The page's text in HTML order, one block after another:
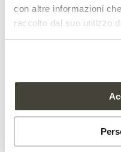
con altre informazioni
raccolto dal suo utilizzo
Ma il contributo di
Ecofficina si
organizzata in
5 monitor tattili,
tra lo Spazio della